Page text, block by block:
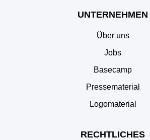
UNTERNEHMEN
Über uns
Jobs
Basecamp
Pressematerial
Logomaterial
RECHTLICHES